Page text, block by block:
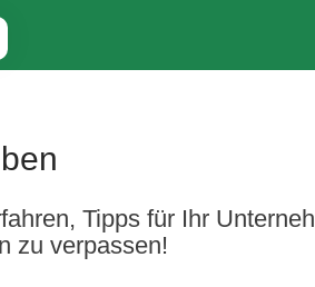
Tipps für Ihr
zu verpassen!